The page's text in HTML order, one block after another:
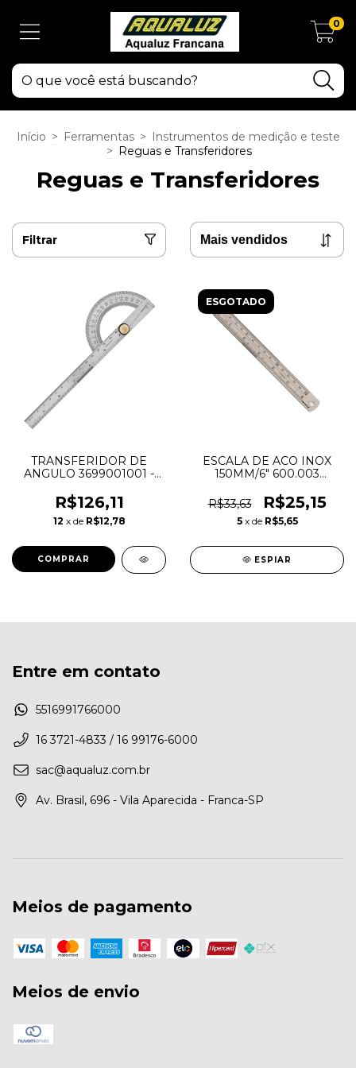
0
Início > Ferramentas > Instrumentos de medição e teste
> Reguas e Transferidores
Reguas e Transferidores
Filtrar
TRANSFERIDOR DE
ANGULO 3699001001 -
R$126,11
12 x de R$12,78
ESGOTADO
ESCALA DE ACO INOX
150MM/6" 600.003
R$33,63
R$25,15
5 x de R$5,65
ESPIAR
Entre em contato
5516991766000
16 3721-4833 / 16 99176-6000
sac@aqualuz.com.br
Av. Brasil, 696 - Vila Aparecida - Franca-SP
Meios de pagamento
Meios de envio